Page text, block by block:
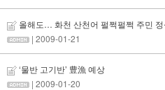
올해도… 화천 산천어 펄쩍펄쩍 주민
| 2009-01-21
‘물반 고기반’ 豊漁 예상
| 2009-01-20